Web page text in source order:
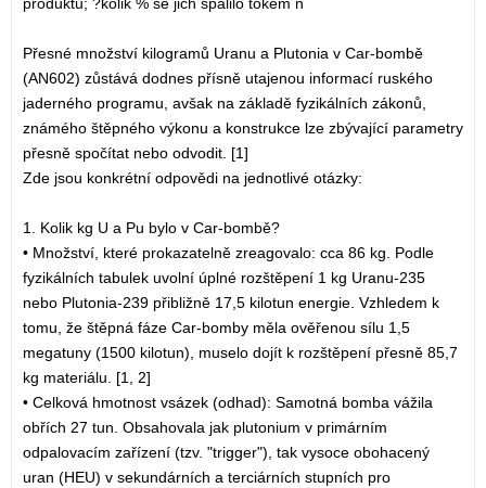
Přesné množství kilogramů Uranu a Plutonia v Car-bombě
(AN602) zůstává dodnes přísně utajenou informací ruského
jaderného programu, avšak na základě fyzikálních zákonů,
známého štěpného výkonu a konstrukce lze zbývající parametry
přesně spočítat nebo odvodit. [1]
Zde jsou konkrétní odpovědi na jednotlivé otázky:
1. Kolik kg U a Pu bylo v Car-bombě?
• Množství, které prokazatelně zreagovalo: cca 86 kg. Podle
fyzikálních tabulek uvolní úplné rozštěpení 1 kg Uranu-235
nebo Plutonia-239 přibližně 17,5 kilotun energie. Vzhledem k
tomu, že štěpná fáze Car-bomby měla ověřenou sílu 1,5
megatuny (1500 kilotun), muselo dojít k rozštěpení přesně 85,7
kg materiálu. [1, 2]
• Celková hmotnost vsázek (odhad): Samotná bomba vážila
obřích 27 tun. Obsahovala jak plutonium v primárním
odpalovacím zařízení (tzv. "trigger"), tak vysoce obohacený
uran (HEU) v sekundárních a terciárních stupních pro